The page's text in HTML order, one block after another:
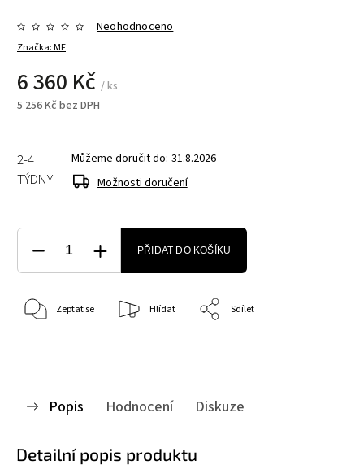
Značka:MF
Neohodnoceno
6 360 Kč / ks
5 256 Kč bez DPH
2-4
TÝDNY
Můžeme doručit do: 31.8.2026
Možnosti doručení
PŘIDAT DO KOŠÍKU
Zeptat se Hlídat Sdílet
Popis Hodnocení Diskuze
Detailní popis produktu